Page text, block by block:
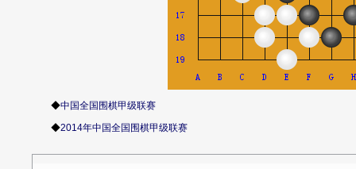
◆中国全国围棋甲级联赛
◆2014年中国全国围棋甲级联赛